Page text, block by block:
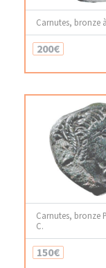
Carnutes, bronze
200€
Carnutes, bronze
C.
150€